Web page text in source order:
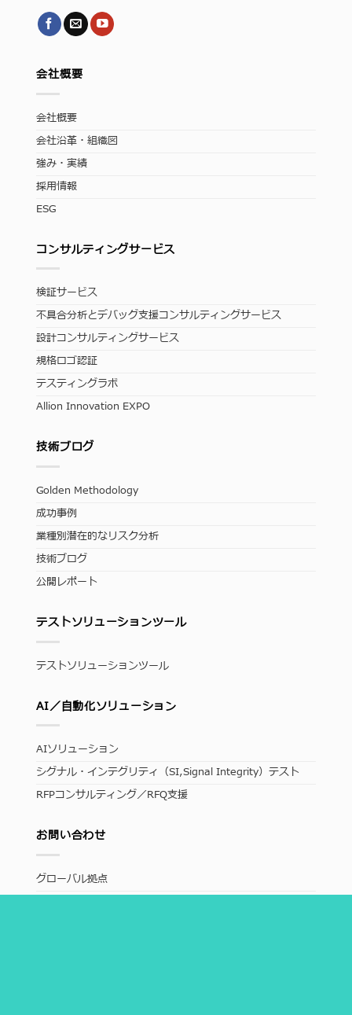
会社概要
会社概要
会社沿革・組織図
強み・実績
採用情報
ESG
コンサルティングサービス
検証サービス
不具合分析とデバッグ支援コンサルティングサービス
設計コンサルティングサービス
規格ロゴ認証
テスティングラボ
Allion Innovation EXPO
技術ブログ
Golden Methodology
成功事例
業種別潜在的なリスク分析
技術ブログ
公開レポート
テストソリューションツール
テストソリューションツール
AI／自動化ソリューション
AIソリューション
シグナル・インテグリティ（SI,Signal Integrity）テスト
RFPコンサルティング／RFQ支援
お問い合わせ
グローバル拠点